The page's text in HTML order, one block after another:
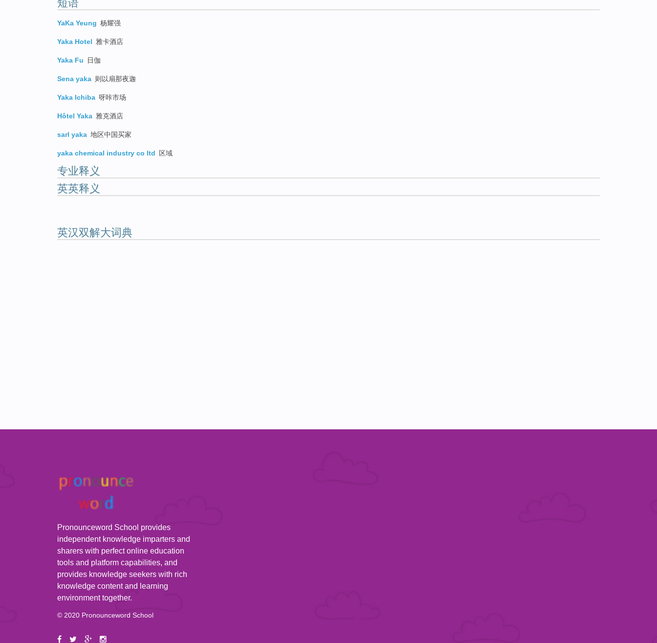
短语
YaKa Yeung 杨耀强
Yaka Hotel 雅卡酒店
Yaka Fu 日伽
Sena yaka 则以扇那夜迦
Yaka Ichiba 呀咔市场
Hôtel Yaka 雅克酒店
sarl yaka 地区中国买家
yaka chemical industry co ltd 区域
专业释义
英英释义
英汉双解大词典
Pronounceword School provides
independent knowledge imparters and
sharers with perfect online education
tools and platform capabilities, and
provides knowledge seekers with rich
knowledge content and learning
environment together.
© 2020 Pronounceword School